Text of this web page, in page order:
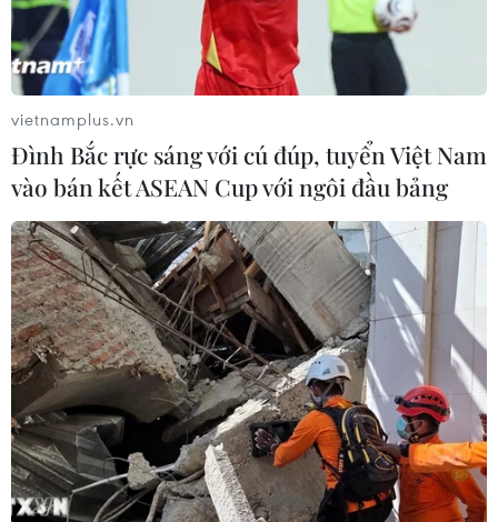
Vụ tai nạn hàng không thảm khốc ở
Pakistan là do lỗi con người
24/06/2020 09:09
Bộ trưởng Hàng không Pakistan Ghulam Sarwar Khan
nêu rõ: "Phi công cũng như người điều khiển (không lưu)
không tuân thủ những quy định tiêu chuẩn" khi chuẩn bị
vietnamplus.vn
Đình Bắc rực sáng với cú đúp, tuyển Việt Nam
vào bán kết ASEAN Cup với ngôi đầu bảng